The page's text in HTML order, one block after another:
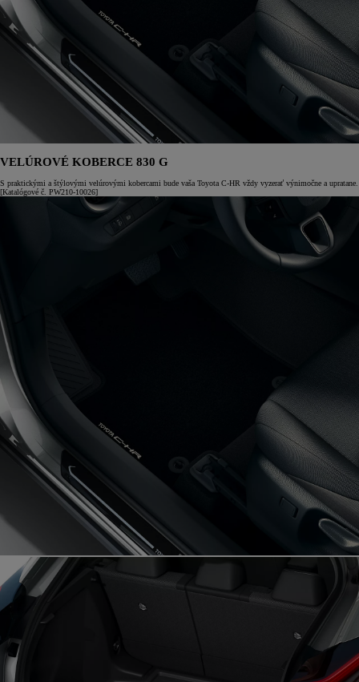
VELÚROVÉ KOBERCE 830 G
S praktickými a štýlovými velúrovými kobercami bude vaša Toyota C-HR vždy vyzerať výnimočne a upratane.
[Katalógové č. PW210-10026]